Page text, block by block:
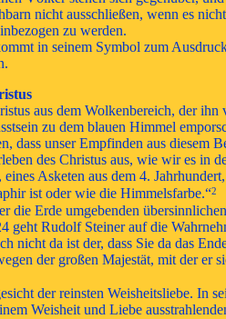
nicht ausschließen, wenn es
zu werden.
in seinem Symbol zum
aus dem Wolkenbereich, der
zu dem blauen Himmel
dass unser Empfinden aus diesem
des Christus aus, wie wir es in
Asketen aus dem 4.
ist oder wie die Himmelsfarbe.“2
die Erde umgebenden
geht Rudolf Steiner auf die
nicht da ist der, dass Sie da das
der großen Majestät, mit der
der reinsten Weisheitsliebe. In
Weisheit und Liebe